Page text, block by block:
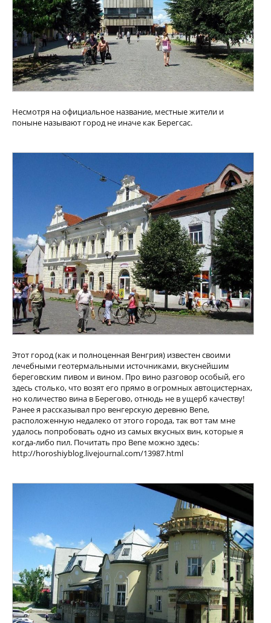
Несмотря на официальное название, местные жители и
поныне называют город не иначе как Берегсас.
Этот город (как и полноценная Венгрия) известен своими
лечебными геотермальными источниками, вкуснейшим
береговским пивом и вином. Про вино разговор особый, его
здесь столько, что возят его прямо в огромных автоцистернах,
но количество вина в Берегово, отнюдь не в ущерб качеству!
Ранее я рассказывал про венгерскую деревню Bene,
расположенную недалеко от этого города, так вот там мне
удалось попробовать одно из самых вкусных вин, которые я
когда-либо пил. Почитать про Bene можно здесь:
http://horoshiyblog.livejournal.com/13987.html